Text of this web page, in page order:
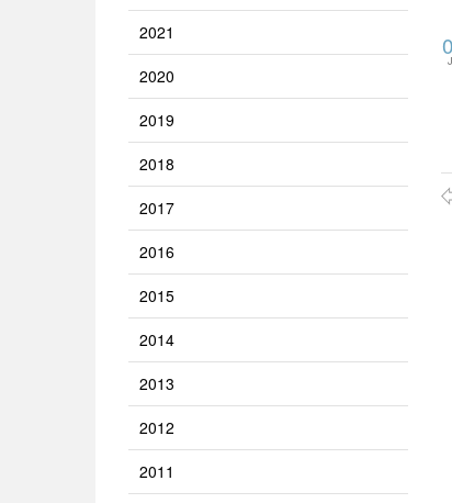
2021
2020
2019
2018
2017
2016
2015
2014
2013
2012
2011